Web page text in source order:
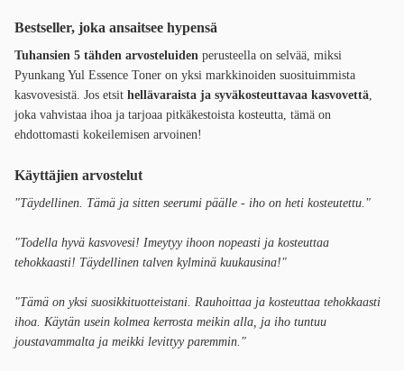
Bestseller, joka ansaitsee hypensä
Tuhansien 5 tähden arvosteluiden perusteella on selvää, miksi
Pyunkang Yul Essence Toner on yksi markkinoiden suosituimmista
kasvovesistä. Jos etsit hellävaraista ja syväkosteuttavaa kasvovettä,
joka vahvistaa ihoa ja tarjoaa pitkäkestoista kosteutta, tämä on
ehdottomasti kokeilemisen arvoinen!
Käyttäjien arvostelut
"Täydellinen. Tämä ja sitten seerumi päälle - iho on heti kosteutettu."
"Todella hyvä kasvovesi! Imeytyy ihoon nopeasti ja kosteuttaa
tehokkaasti! Täydellinen talven kylminä kuukausina!"
"Tämä on yksi suosikkituotteistani. Rauhoittaa ja kosteuttaa tehokkaasti
ihoa. Käytän usein kolmea kerrosta meikin alla, ja iho tuntuu
joustavammalta ja meikki levittyy paremmin."